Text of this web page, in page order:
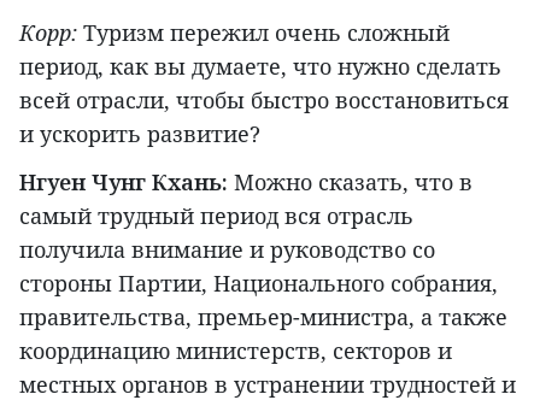
Корр: Туризм пережил очень сложный
период, как вы думаете, что нужно сделать
всей отрасли, чтобы быстро восстановиться
и ускорить развитие?
Нгуен Чунг Кхань: Можно сказать, что в
самый трудный период вся отрасль
получила внимание и руководство со
стороны Партии, Национального собрания,
правительства, премьер-министра, а также
координацию министерств, секторов и
местных органов в устранении трудностей и